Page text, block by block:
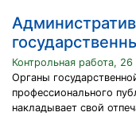
Контрольная работа,
Органы
профессионального
накладывает свой